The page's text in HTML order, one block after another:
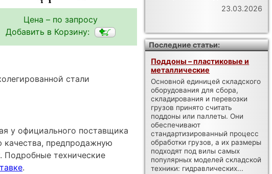
Цена – по запросу
Добавить в Корзину:
стали
у официального поставщика
качества, предпродажную
Подробные технические
.
23.03.2026
Последние статьи:
Поддоны – пластиковые и
металлические
Основной единицей складского
оборудования для сбора,
складирования и перевозки
грузов принято считать
поддоны или паллеты. Они
обеспечивают
стандартизированный процесс
обработки грузов, а их размеры
подходят под вилы самых
популярных моделей складской
техники: гидравлических...